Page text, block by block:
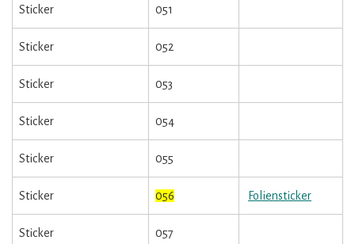
Sticker 051
Sticker 052
Sticker 053
Sticker 054
Sticker 055
Sticker 056 Foliensticker
Sticker 057